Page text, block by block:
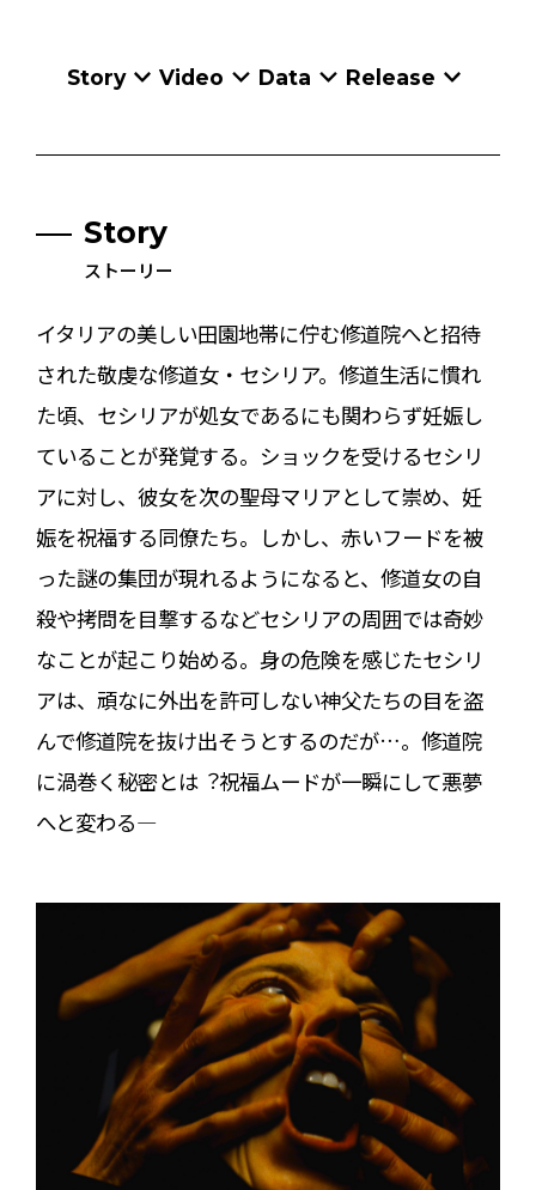
Story Video Data Release
Story
ストーリー
イタリアの美しい⽥園地帯に佇む修道院へと招待
された敬虔な修道⼥・セシリア。修道⽣活に慣れ
た頃、セシリアが処⼥であるにも関わらず妊娠し
ていることが発覚する。ショックを受けるセシリ
アに対し、彼⼥を次の聖⺟マリアとして崇め、妊
娠を祝福する同僚たち。しかし、⾚いフードを被
った謎の集団が現れるようになると、修道⼥の⾃
殺や拷問を⽬撃するなどセシリアの周囲では奇妙
なことが起こり始める。⾝の危険を感じたセシリ
アは、頑なに外出を許可しない神⽗たちの⽬を盗
んで修道院を抜け出そうとするのだが…。修道院
に渦巻く秘密とは︖祝福ムードが⼀瞬にして悪夢
へと変わる―